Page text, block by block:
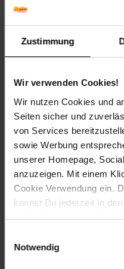
Zustimmung
Wir verwenden Cookies!
Wir nutzen Cookies und
Seiten sicher und
von Services
sowie Werbung
unserer Homepage,
anzuzeigen. Mit einem
Cookie Verwendung ein.
kannst Du jederzeit in den
ändern bzw. widerrufen.
Notwendig
Das
Treffen Sie jetzt die beste
• Fahrradanhänger und
• Geräumiger Innenraum
• Leichte Reinigung und
• Für 1-2 Kinder ab 18
• Simples Splint-System
• 5-Punkt Gurtsystem für
• Geräumige Taschen
• Transparentes Gitter für
• Ansteckbare Warnfahne
• Schutz vor